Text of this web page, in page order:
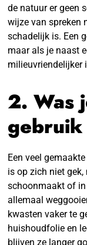
de natuur er geen
wijze van spreken
schadelijk is. Een
maar als je naast
milieuvriendelijker
2. Was
gebruik
Een veel
is op zich niet
schoonmaakt of in
allemaal
kwasten vaker te
huishoudfolie en
blijven ze langer